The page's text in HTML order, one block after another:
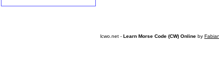
lcwo.net - Learn Morse Code (CW) Online by